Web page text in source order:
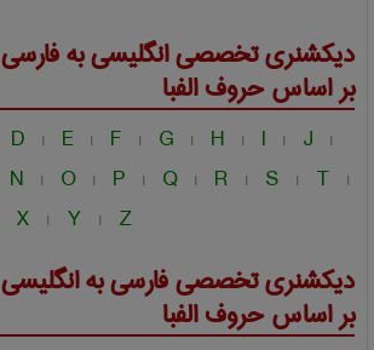
دیکشنری تخصصی انگلیسی به
بر اساس حروف الفبا
D | E | F | G | H | I | J |
N | O | P | Q | R | S | T |
X | Y | Z
دیکشنری تخصصی فارسی به
بر اساس حروف الفبا